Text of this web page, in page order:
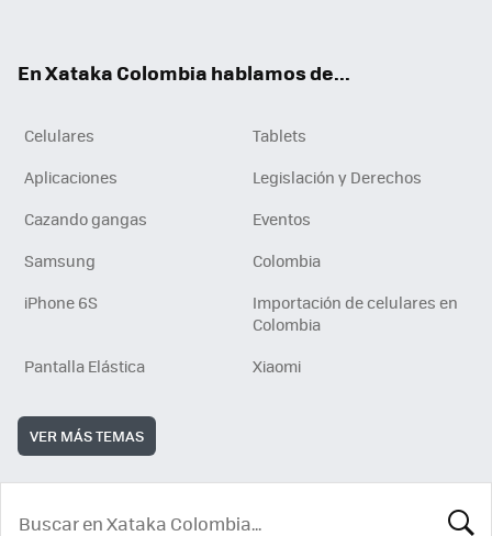
En Xataka Colombia hablamos de...
Celulares
Tablets
Aplicaciones
Legislación y Derechos
Cazando gangas
Eventos
Samsung
Colombia
iPhone 6S
Importación de celulares en
Colombia
Pantalla Elástica
Xiaomi
VER MÁS TEMAS